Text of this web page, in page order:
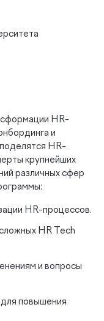
HR-
и
HR-
крупнейших
различных сфер
HR-процессов.
HR Tech
и вопросы
для повышения